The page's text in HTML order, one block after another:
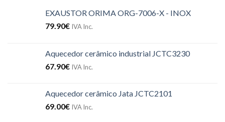
EXAUSTOR ORIMA ORG-7006-X - INOX
79.90€ IVA Inc.
Aquecedor cerâmico industrial JCTC3230
67.90€ IVA Inc.
Aquecedor cerâmico Jata JCTC2101
69.00€ IVA Inc.